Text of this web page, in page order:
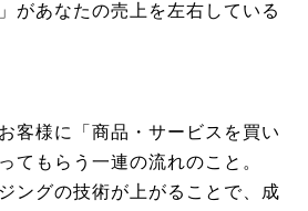
があなたの売上を左右している
客様に「商品・サービスを買い
てもらう一連の流れのこと。
ングの技術が上がることで、成